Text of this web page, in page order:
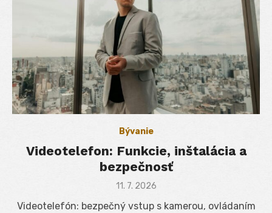
Bývanie
Videotelefon: Funkcie, inštalácia a
bezpečnosť
Posted
11. 7. 2026
Videotelefón: bezpečný vstup s kamerou, ovládaním